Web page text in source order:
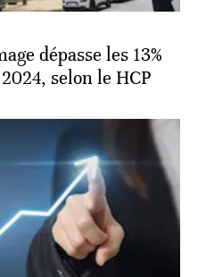
dépasse les 13%
selon le HCP